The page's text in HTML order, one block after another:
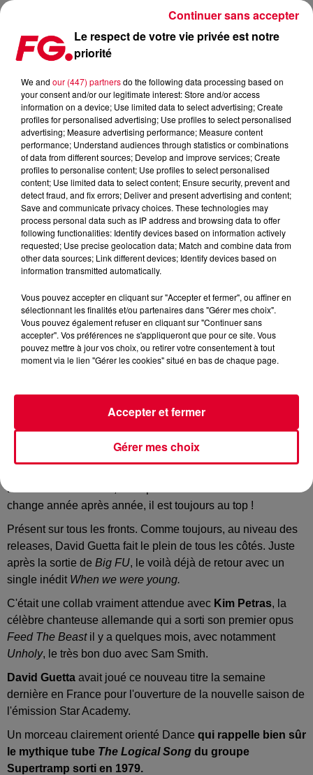
DAVID GUETTA : NOUVEAU SINGLE AVEC KIM PETRAS AVANT UNE SEMAINE
Publié : 10 novembre 2023 à 7h50 par Antony HARARI
Youtube Officiel David Guetta
fêter son anniversaire, mais pour le résident FG rien ne
change année après année, il est toujours au top !
Présent sur tous les fronts. Comme toujours, au niveau des
releases, David Guetta fait le plein de tous les côtés. Juste
après la sortie de Big FU, le voilà déjà de retour avec un
single inédit When we were young.
C'était une collab vraiment attendue avec Kim Petras, la
célèbre chanteuse allemande qui a sorti son premier opus
Feed The Beast il y a quelques mois, avec notamment
Unholy, le très bon duo avec Sam Smith.
David Guetta avait joué ce nouveau titre la semaine
dernière en France pour l'ouverture de la nouvelle saison de
l'émission Star Academy.
Un morceau clairement orienté Dance qui rappelle bien sûr
le mythique tube The Logical Song du groupe
Supertramp sorti en 1979.
Le respect de votre vie privée est notre
priorité
We and our (447) partnersdo the following data processing based on
your consent and/or our legitimate interest: Store and/or access
information on a device; Use limited data to select advertising; Create
profiles for personalised advertising; Use profiles to select personalised
advertising; Measure advertising performance; Measure content
performance; Understand audiences through statistics or combinations
of data from different sources; Develop and improve services; Create
profiles to personalise content; Use profiles to select personalised
content; Use limited data to select content; Ensure security, prevent and
detect fraud, and fix errors; Deliver and present advertising and content;
Save and communicate privacy choices. These technologies may
process personal data such as IP address and browsing data to offer
following functionalities: Identify devices based on information actively
requested; Use precise geolocation data; Match and combine data from
other data sources; Link different devices; Identify devices based on
information transmitted automatically.
Vous pouvez accepter en cliquant sur "Accepter et fermer", ou affiner en
sélectionnant les finalités et/ou partenaires dans "Gérer mes choix".
Vous pouvez également refuser en cliquant sur "Continuer sans
accepter". Vos préférences ne s'appliqueront que pour ce site. Vous
pouvez mettre à jour vos choix, ou retirer votre consentement à tout
moment via le lien "Gérer les cookies" situé en bas de chaque page.
Gérer mes choix
Accepter et fermer
Continuer sans accepter